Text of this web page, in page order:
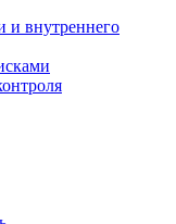
и внутреннего